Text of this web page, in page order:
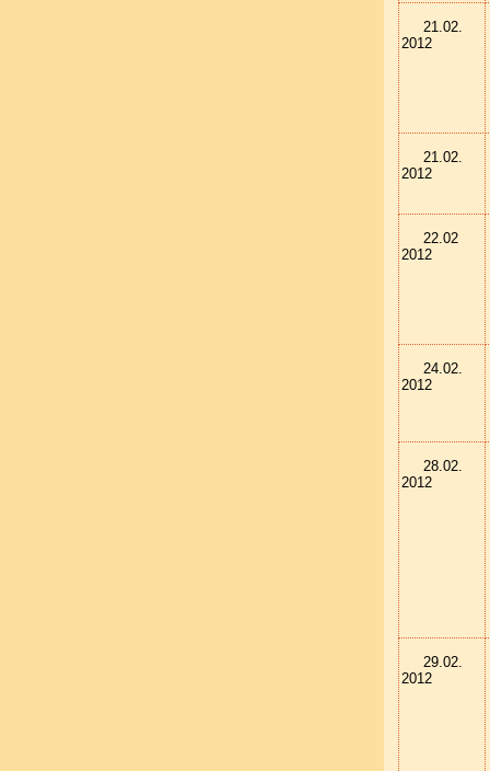
21.02.
2012
21.02.
2012
22.02
2012
24.02.
2012
28.02.
2012
29.02.
2012